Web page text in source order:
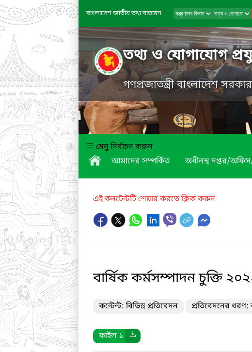
বাংলাদেশ জাতীয় তথ্য বাতায়ন
তথ্য ও যোগাযোগ
গণপ্রজাতন্ত্রী বাংলাদেশ সরকার
মেনু নির্বাচন করুন
আমাদের সম্পর্কিত
অধীনস্থ দপ্তর/অফিস/
এই কনটেন্টটি শেয়ার করতে ক্লিক করুন
বার্ষিক কর্মসম্পাদন চুক্তি
কন্টেন্ট: বিভিন্ন প্রতিবেদন প্রতিবেদনের ধরণ:
ফাইল ১